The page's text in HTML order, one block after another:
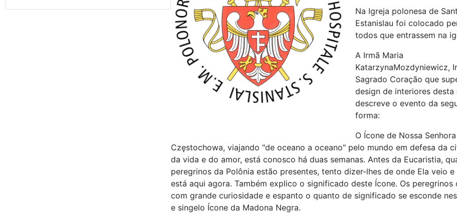
Na Igreja polonesa de
Estanislau foi colocado
todos que entrassem na
A Irmã Maria
KatarzynaMozdyniewicz,
Sagrado Coração que
design de interiores desta
descreve o evento da
forma:
O Ícone de Nossa
Częstochowa, viajando "de oceano a oceano" pelo mundo em defesa da
da vida e do amor, está conosco há duas semanas. Antes da Eucaristia,
peregrinos da Polônia estão presentes, tento dizer-lhes de onde Ela veio
está aqui agora. Também explico o significado deste Ícone. Os peregrinos
com grande curiosidade e espanto o quanto de significado se esconde
e singelo Ícone da Madona Negra.